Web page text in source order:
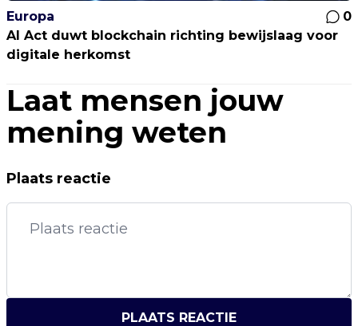
Europa
0
AI Act duwt blockchain richting bewijslaag voor
digitale herkomst
Laat mensen jouw
mening weten
Plaats reactie
PLAATS REACTIE